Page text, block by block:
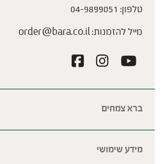
ברא צמחים
מידע שימושי
טלפון: 04-9899051
מייל להזמנות: order@bara.co.il